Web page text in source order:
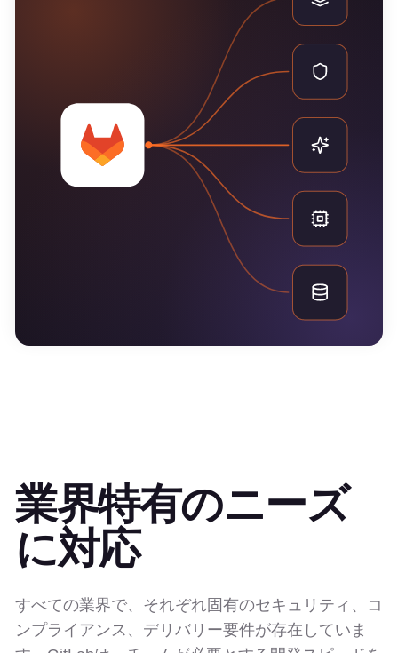
業界特有のニーズ
に対応
すべての業界で、それぞれ固有のセキュリティ、コ
ンプライアンス、デリバリー要件が存在していま